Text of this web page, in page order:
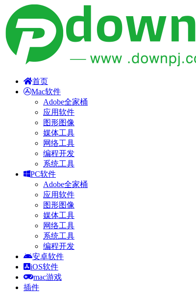
首页
Mac软件
Adobe全家桶
应用软件
图形图像
媒体工具
网络工具
编程开发
系统工具
PC软件
Adobe全家桶
应用软件
图形图像
媒体工具
网络工具
系统工具
编程开发
安卓软件
iOS软件
mac游戏
插件